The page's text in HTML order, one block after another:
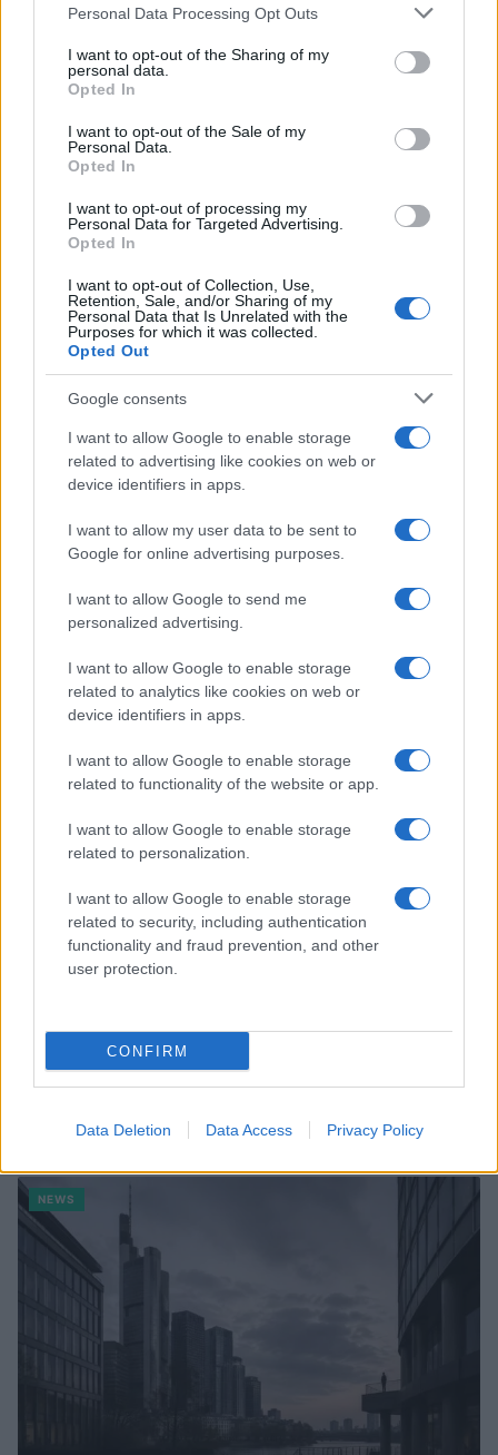
Please note that this website/app uses one or more Google
not limited to your visit or usage behaviour. You may click to
grant or deny consent to Google and its third-party tags to
use your data for below specified purposes in below Google
consent section.
Personal Data Processing Opt Outs
I want to opt-out of the Sharing of my
personal data.
Opted In
I want to opt-out of the Sale of my
Personal Data.
Opted In
I want to opt-out of processing my
Personal Data for Targeted Advertising.
Opted In
I want to opt-out of Collection, Use,
Retention, Sale, and/or Sharing of my
Personal Data that Is Unrelated with the
Purposes for which it was collected.
Opted Out
Google consents
I want to allow Google to enable storage
related to advertising like cookies on web or
device identifiers in apps.
I want to allow my user data to be sent to
Google for online advertising purposes.
I want to allow Google to send me
personalized advertising.
I want to allow Google to enable storage
related to analytics like cookies on web or
device identifiers in apps.
I want to allow Google to enable storage
related to functionality of the website or app.
I want to allow Google to enable storage
related to personalization.
I want to allow Google to enable storage
related to security, including authentication
functionality and fraud prevention, and other
user protection.
CONFIRM
Data Deletion Data Access Privacy Policy
Continuez la lecture
Brent chute de 8,3% : les matières premières corrigent en août
NEWS
NEWS